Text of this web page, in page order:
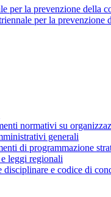
per la prevenzione della
per la prevenzione
normativi su
generali
di programmazione
leggi regionali
disciplinare e codice di